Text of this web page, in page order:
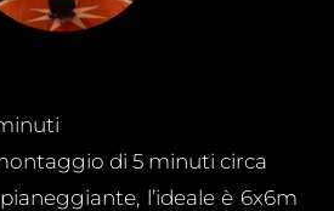
di 5 minuti circa
l’ideale è 6x6m